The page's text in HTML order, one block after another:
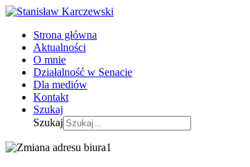
Strona główna
Aktualności
O mnie
Działalność w Senacie
Dla mediów
Kontakt
Szukaj
Szukaj